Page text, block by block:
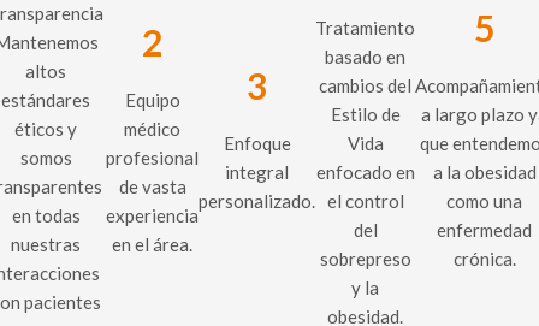
altos
estándares
éticos y
somos
en todas
nuestras
pacientes
2
Equipo
médico
profesional
de vasta
experiencia
en el área.
3
Enfoque
integral
personalizado.
Tratamiento
basado en
cambios del
Estilo de
Vida
enfocado en
el control
del
sobrepreso
y la
obesidad.
5
a largo plazo
que
a la obesidad
como una
enfermedad
crónica.